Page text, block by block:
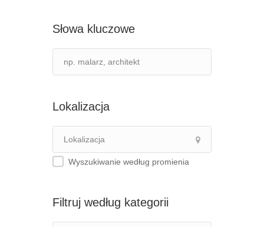
Słowa kluczowe
Lokalizacja
Wyszukiwanie według promienia
Filtruj według kategorii